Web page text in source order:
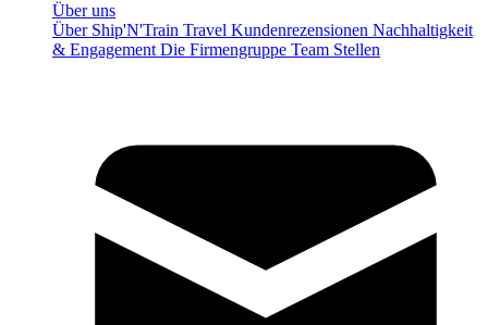
Über uns
Über Ship'N'Train Travel Kundenrezensionen Nachhaltigkeit
& Engagement Die Firmengruppe Team Stellen